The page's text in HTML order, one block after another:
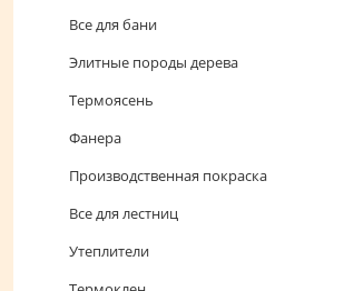
Все для бани
Элитные породы дерева
Термоясень
Фанера
Производственная покраска
Все для лестниц
Утеплители